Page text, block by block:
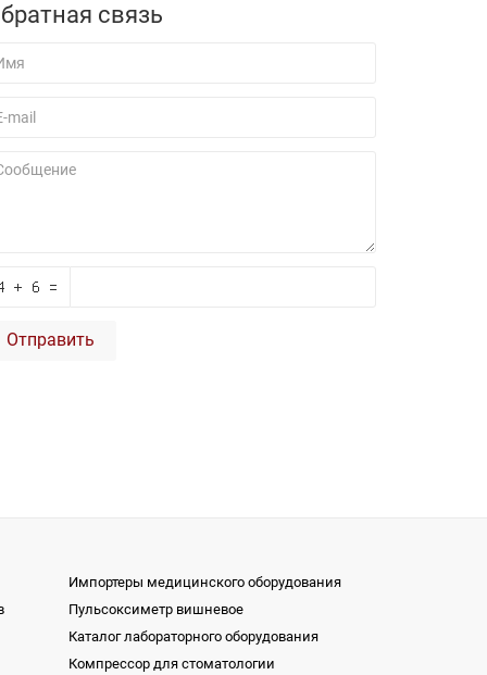
связь
Отправить
Импортеры медицинского оборудования
Пульсоксиметр вишневое
Каталог лабораторного оборудования
Компрессор для стоматологии